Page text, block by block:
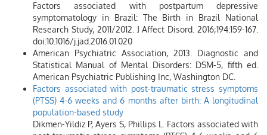
Factors associated with postpartum depressive
symptomatology in Brazil: The Birth in Brazil National
Research Study, 2011/2012. J Affect Disord. 2016;194:159-167.
doi:10.1016/j.jad.2016.01.020
American Psychiatric Association, 2013. Diagnostic and
Statistical Manual of Mental Disorders: DSM-5, fifth ed.
American Psychiatric Publishing Inc, Washington DC.
Factors associated with post-traumatic stress symptoms
(PTSS) 4-6 weeks and 6 months after birth: A longitudinal
population-based study
Dikmen-Yildiz P, Ayers S, Phillips L. Factors associated with